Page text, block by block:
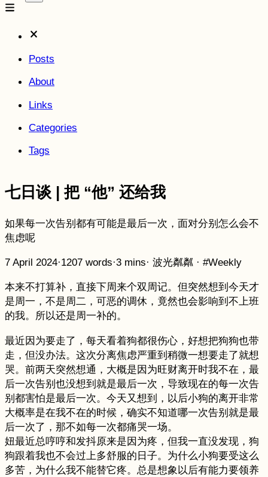
Posts
About
Links
Categories
Tags
七日谈 | 把 “他” 还给我
如果每一次告别都有可能是最后一次，面对分别怎么会不
焦虑呢
7 April 2024·1207 words·3 mins· 波光粼粼 · #Weekly
本来不打算补，直接下周来个双周记。但突然想到今天才
是周一，不是周二，可恶的调休，竟然也会影响到不上班
的我。所以还是周一补的。
最近因为要走了，每天看着狗都很伤心，好想把狗狗也带
走，但没办法。这次分离焦虑严重到稍微一想要走了就想
哭。前两天突然想通，大概是因为旺财离开时我不在，最
后一次告别也没想到就是最后一次，导致现在的每一次告
别都害怕是最后一次。今天又想到，以后小狗的离开非常
大概率是在我不在的时候，确实不知道哪一次告别就是最
后一次了，那不如每一次都痛哭一场。
妞最近总哼哼和发抖原来是因为疼，但我一直没发现，狗
狗跟着我也不会过上多舒服的日子。为什么小狗要受这么
多苦，为什么我不能替它疼。总是想象以后有能力要领养